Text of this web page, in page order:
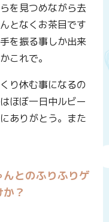
を見つめながら去
となくお茶目です
を振る事しか出来
これで。
り休む事になるの
ほぼ一日中ルビー
ありがとう。また
とのふりふりゲ
？